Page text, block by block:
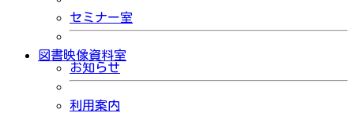
セミナー室
図書映像資料室
お知らせ
利用案内